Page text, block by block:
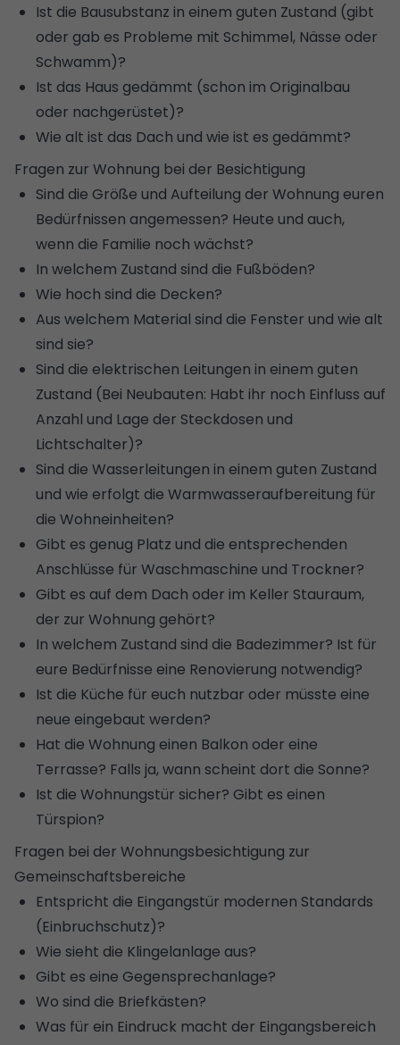
Ist die Bausubstanz in einem guten Zustand (gibt
oder gab es Probleme mit Schimmel, Nässe oder
Schwamm)?
Ist das Haus gedämmt (schon im Originalbau
oder nachgerüstet)?
Wie alt ist das Dach und wie ist es gedämmt?
Fragen zur Wohnung bei der Besichtigung
Sind die Größe und Aufteilung der Wohnung euren
Bedürfnissen angemessen? Heute und auch,
wenn die Familie noch wächst?
In welchem Zustand sind die Fußböden?
Wie hoch sind die Decken?
Aus welchem Material sind die Fenster und wie alt
sind sie?
Sind die elektrischen Leitungen in einem guten
Zustand (Bei Neubauten: Habt ihr noch Einfluss auf
Anzahl und Lage der Steckdosen und
Lichtschalter)?
Sind die Wasserleitungen in einem guten Zustand
und wie erfolgt die Warmwasseraufbereitung für
die Wohneinheiten?
Gibt es genug Platz und die entsprechenden
Anschlüsse für Waschmaschine und Trockner?
Gibt es auf dem Dach oder im Keller Stauraum,
der zur Wohnung gehört?
In welchem Zustand sind die Badezimmer? Ist für
eure Bedürfnisse eine Renovierung notwendig?
Ist die Küche für euch nutzbar oder müsste eine
neue eingebaut werden?
Hat die Wohnung einen Balkon oder eine
Terrasse? Falls ja, wann scheint dort die Sonne?
Ist die Wohnungstür sicher? Gibt es einen
Türspion?
Fragen bei der Wohnungsbesichtigung zur
Gemeinschaftsbereiche
Entspricht die Eingangstür modernen Standards
(Einbruchschutz)?
Wie sieht die Klingelanlage aus?
Gibt es eine Gegensprechanlage?
Wo sind die Briefkästen?
Was für ein Eindruck macht der Eingangsbereich